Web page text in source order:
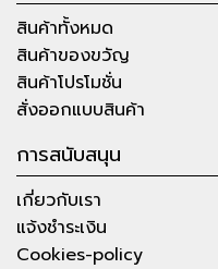
สินค้าทั้งหมด
สินค้าของขวัญ
สินค้าโปรโมชั่น
สั่งออกแบบสินค้า
การสนับสนุน
เกี่ยวกับเรา
แจ้งชำระเงิน
Cookies-policy